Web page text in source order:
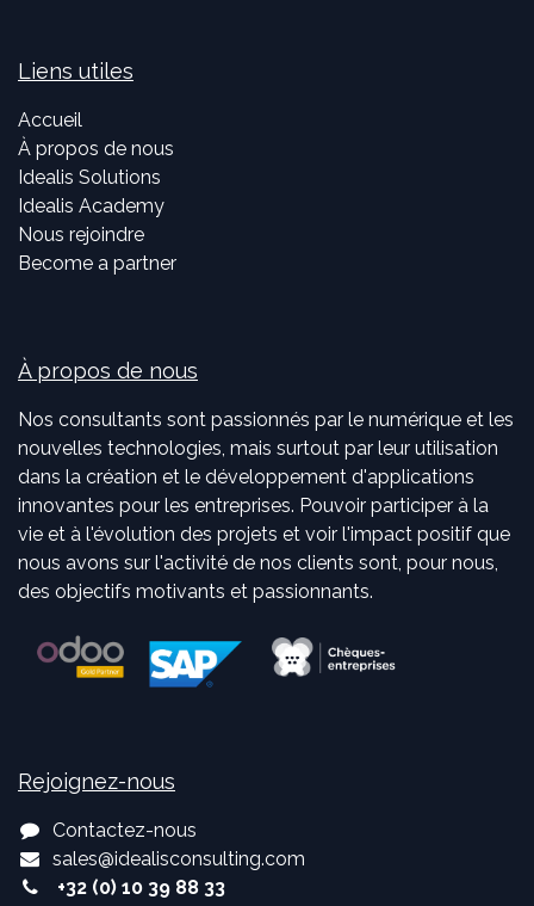
Liens utiles
Accueil
À propos de nous
Idealis Solutions
Idealis Academy
Nous rejoindre
Become a partner
À propos de nous
Nos consultants sont passionnés par le numérique et les
nouvelles technologies, mais surtout par leur utilisation
dans la création et le développement d'applications
innovantes pour les entreprises. Pouvoir participer à la
vie et à l'évolution des projets et voir l'impact positif que
nous avons sur l'activité de nos clients sont, pour nous,
des objectifs motivants et passionnants.
Rejoignez-nous
Contactez-nous
sales@idealisconsulting.com
+32 (0) 10 39 88 33